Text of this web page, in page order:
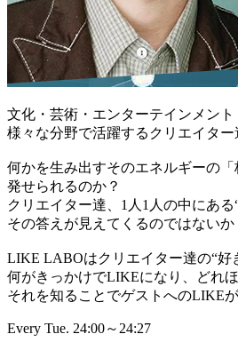
文化・芸術・エンターテインメント
様々な分野で活躍するクリエイター
何かを生み出すそのエネルギーの
発せられるのか？
クリエイター達、1人1人の中にある
その答えが見えてくるのではないか
LIKE LABOはクリエイター達の“好
何がきっかけでLIKEになり、どれ
それを知ることでゲストへのLIKEが
Every Tue. 24:00～24:27